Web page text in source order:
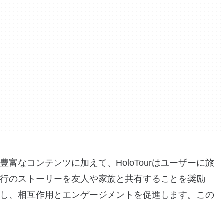
豊富なコンテンツに加えて、HoloTourはユーザーに旅
行のストーリーを友人や家族と共有することを奨励
し、相互作用とエンゲージメントを促進します。この